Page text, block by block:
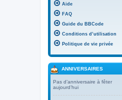
Aide
FAQ
Guide du BBCode
Conditions d’utilisation
Politique de vie privée
ANNIVERSAIRES
Pas d’anniversaire à fêter
aujourd’hui